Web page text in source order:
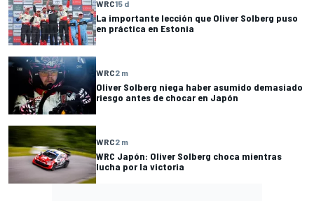
WRC15 d
La importante lección que Oliver Solberg puso
en práctica en Estonia
WRC2 m
Oliver Solberg niega haber asumido demasiado
riesgo antes de chocar en Japón
WRC2 m
WRC Japón: Oliver Solberg choca mientras
lucha por la victoria